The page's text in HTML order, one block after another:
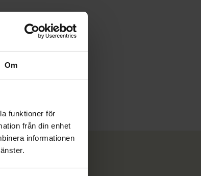
Om
funktioner för
från din enhet
informationen